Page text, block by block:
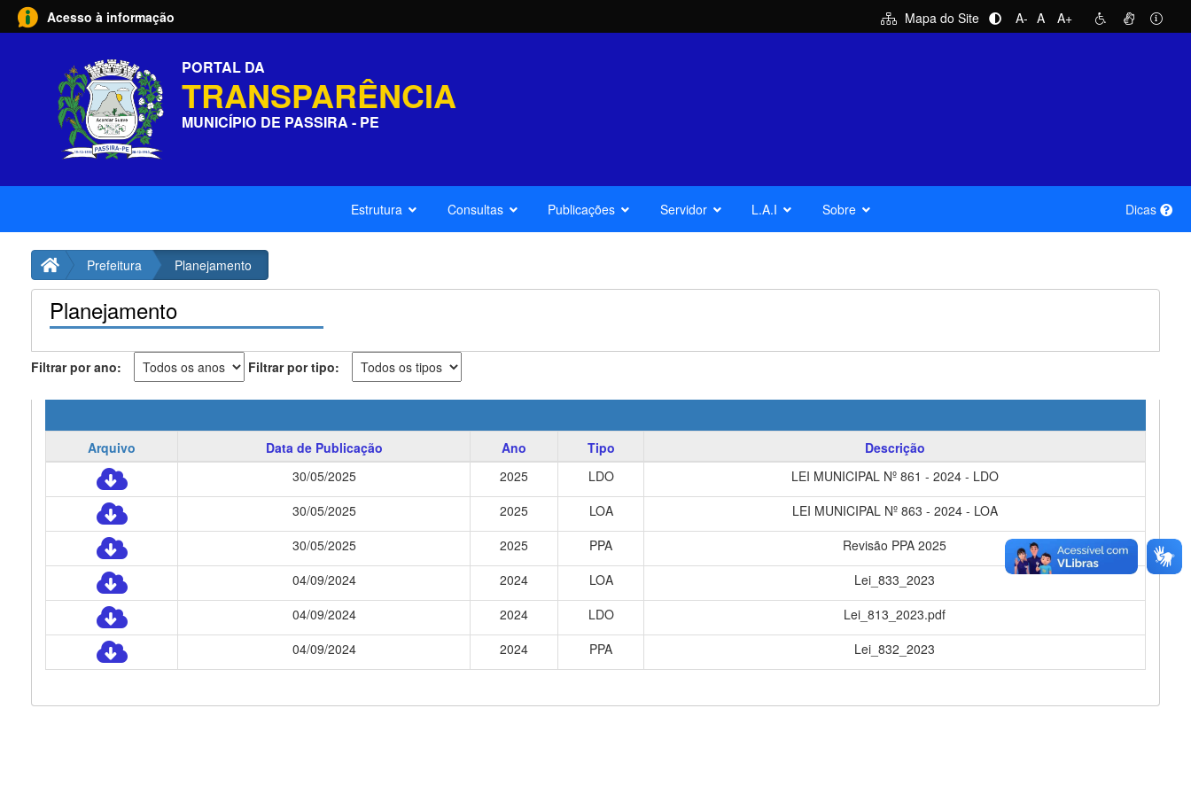
Acesso à informação Mapa do Site A- A A+
PORTAL DA
TRANSPARÊNCIA
MUNICÍPIO DE PASSIRA - PE
Estrutura Consultas Publicações Servidor L.A.I Sobre Dicas
Prefeitura Planejamento
Planejamento
Filtrar por ano: Filtrar por tipo:
Arquivo Data de Publicação Ano Tipo
Descrição
30/05/2025
2025 LDO
LEI MUNICIPAL Nº 861 - 2024 - LDO
30/05/2025
2025 LOA
LEI MUNICIPAL Nº 863 - 2024 - LOA
30/05/2025
2025 PPA
Revisão PPA 2025
04/09/2024
2024 LOA
Lei_833_2023
04/09/2024
2024 LDO
Lei_813_2023.pdf
04/09/2024
2024 PPA Lei_832_2023